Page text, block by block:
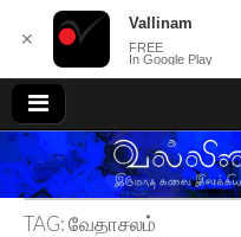
வல்லினம்
TAG:வேதாசலம்
✕
Vallinam
FREE
In Google Play